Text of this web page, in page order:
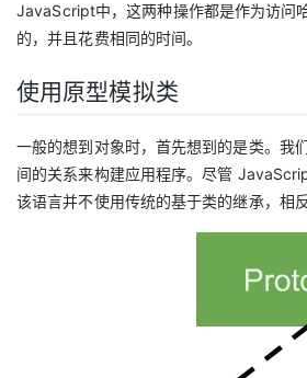
JavaScript中，这两种操作都是作为访问
的，并且花费相同的时间。
使用原型模拟类
一般的想到对象时，首先想到的是类。我
间的关系来构建应用程序。尽管
该语言并不使用传统的基于类的继承，相